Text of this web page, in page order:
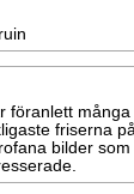
föranlett
friserna
bilder